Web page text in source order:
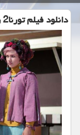
دانلود فیلم تورنا2 رایگان